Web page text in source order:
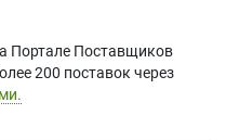
Портале Поставщиков
200 поставок через